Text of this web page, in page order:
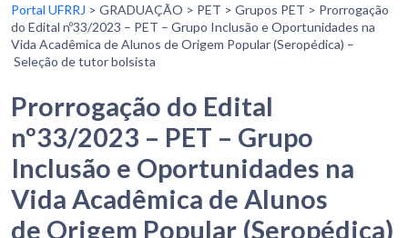
Portal UFRRJ > GRADUAÇÃO > PET > Grupos PET > Prorrogação
do Edital nº33/2023 – PET – Grupo Inclusão e Oportunidades na
Vida Acadêmica de Alunos de Origem Popular (Seropédica) –
Seleção de tutor bolsista
Prorrogação do Edital
nº33/2023 – PET – Grupo
Inclusão e Oportunidades na
Vida Acadêmica de Alunos
de Origem Popular (Seropédica)